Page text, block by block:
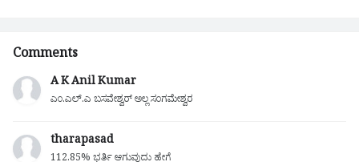
Comments
A K Anil Kumar
ಎಂ.ಎಲ್.ಎ ಬಸವೇಶ್ವರ್ ಅಲ್ಲ ಸಂಗಮೇಶ್ವರ
tharapasad